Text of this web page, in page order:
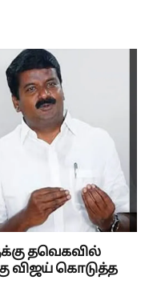
தவெகவில்
விஜய் கொடுத்த